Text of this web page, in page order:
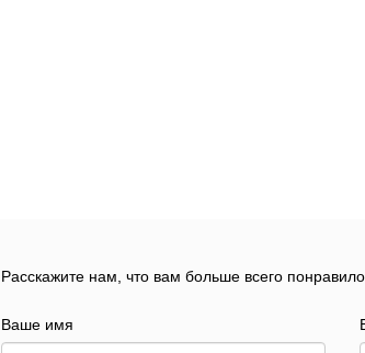
Расскажите нам, что вам больше всего
Ваше имя